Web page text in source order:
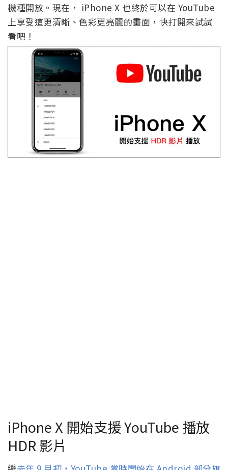
機種開放。現在， iPhone X 也終於可以在 YouTube
上享受這更清晰、色彩更亮麗的畫面，快打開來試試
看吧！
iPhone X 開始支援 YouTube 播放
HDR 影片